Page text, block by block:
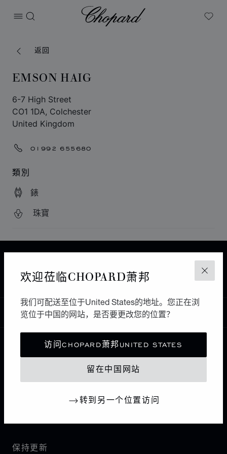
关闭
欢迎莅临CHOPARD萧邦
我们可配送至位于United States的地址。您正在浏
览位于中国的网站，是否要更改您的位置？
访问CHOPARD萧邦UNITED STATES
留在中国网站
转到另一个位置访问
打开菜单
搜索
Chopard
My
返回
EMSON HAIG
6-7 High Street
CO1 1DA, Colchester
United Kingdom
01992 655680
類別
錶
珠寶
COLCHESTER EMSON HAIG
中国
本地化（更改国家/地区）
更改国家/地区
联系我们
保持更新